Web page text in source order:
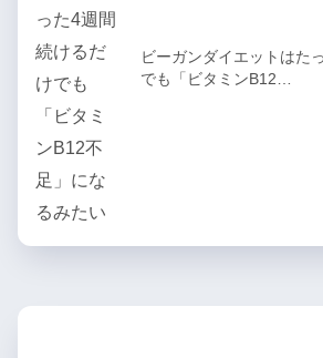
ビーガンダイエットはた
でも「ビタミンB12…